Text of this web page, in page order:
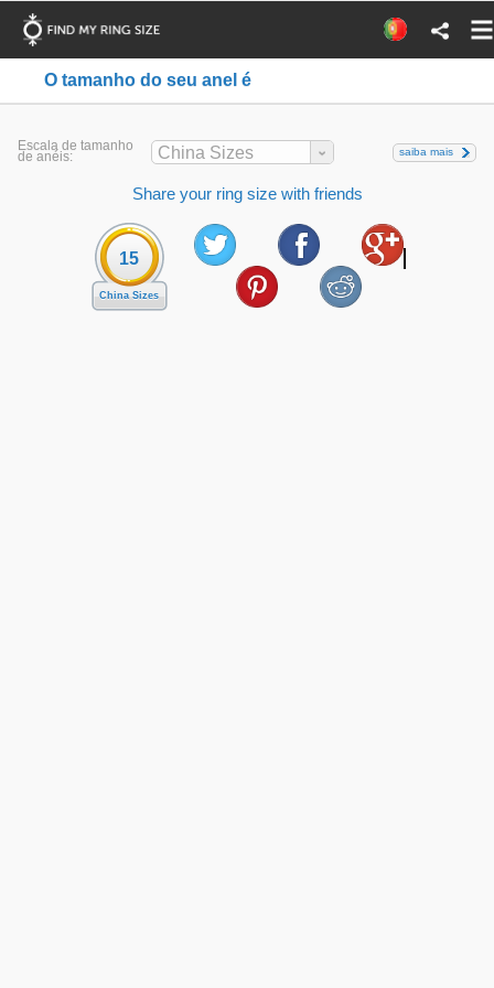
O tamanho do seu anel é
Escala de tamanho
de anéis: China Sizes saiba mais
Share your ring size with friends
15
China Sizes